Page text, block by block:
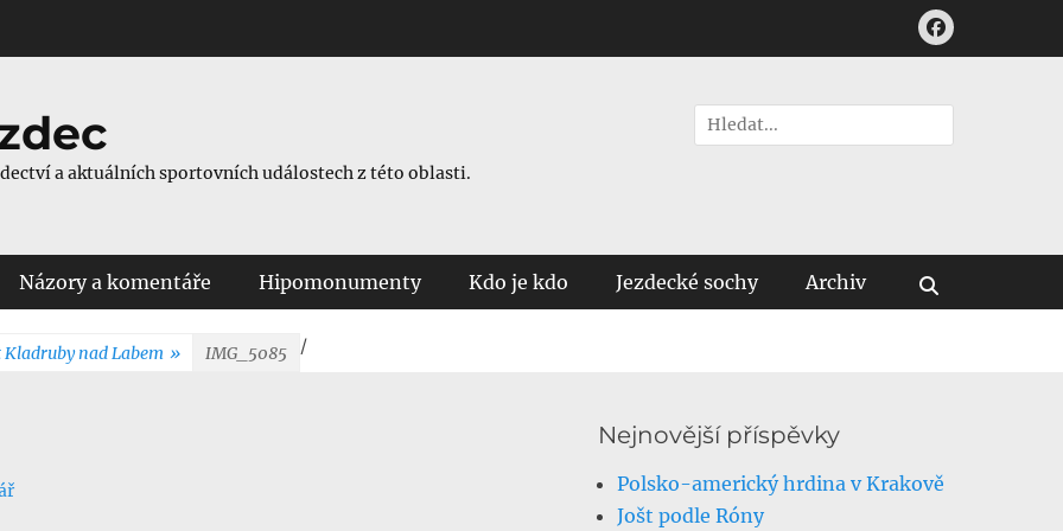
Facebook
a aktuálních sportovních událostech z této oblasti.
Hledat:
Názory a komentáře Hipomonumenty Kdo je kdo Jezdecké sochy Archiv
/
Kladruby nad Labem » IMG_5085
Nejnovější příspěvky
Polsko-americký hrdina v Krakově
Jošt podle Róny